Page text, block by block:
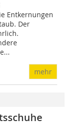
Entkernungen
Der
mehr